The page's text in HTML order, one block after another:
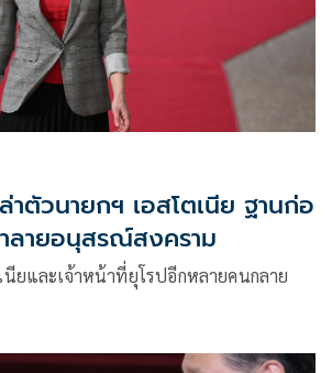
าตัวนายกฯ เอสโตเนีย ฐานก่อ
ลายอนุสรณ์สงคราม
ยและเจ้าหน้าที่ยุโรปอีกหลายคนกลาย